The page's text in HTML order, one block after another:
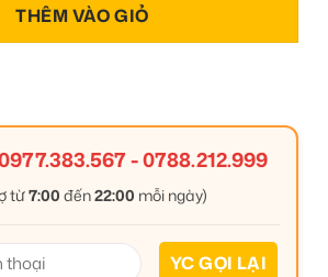
THÊM VÀO GIỎ
-0788.212.999
từ7:00 đến22:00 mỗi ngày)